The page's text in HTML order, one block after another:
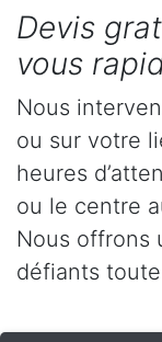
Devis
vous
Nous
ou sur votre
heures
ou le centre
Nous offrons
défiants